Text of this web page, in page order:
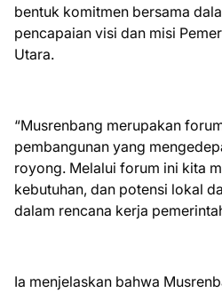
bentuk komitmen bersama
pencapaian visi dan misi
Utara.
“Musrenbang merupakan
pembangunan yang
royong. Melalui forum ini kita
kebutuhan, dan potensi lokal
dalam rencana kerja
Ia menjelaskan bahwa